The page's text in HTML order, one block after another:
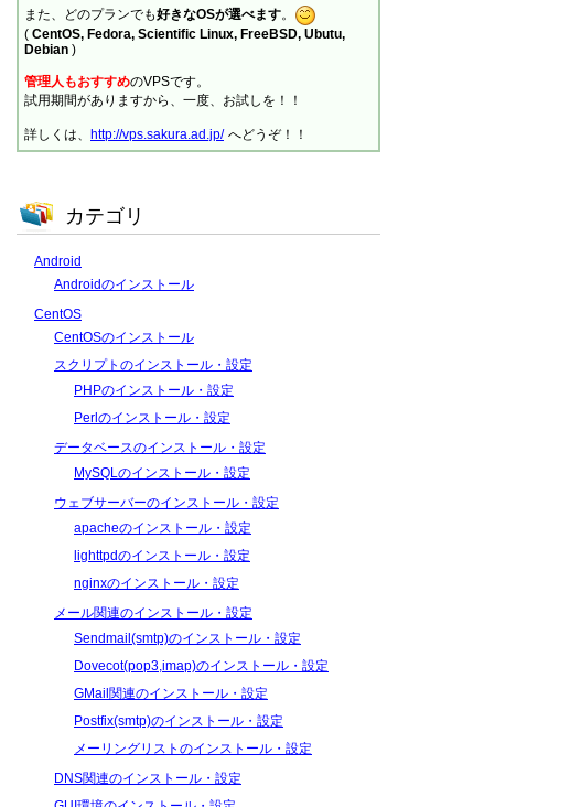
また、どのプランでも好きなOSが選べます。
( CentOS, Fedora, Scientific Linux, FreeBSD, Ubutu,
Debian )
管理人もおすすめのVPSです。
試用期間がありますから、一度、お試しを！！
詳しくは、 http://vps.sakura.ad.jp/ へどうぞ！！
カテゴリ
Android
Androidのインストール
CentOS
CentOSのインストール
スクリプトのインストール・設定
PHPのインストール・設定
Perlのインストール・設定
データベースのインストール・設定
MySQLのインストール・設定
ウェブサーバーのインストール・設定
apacheのインストール・設定
lighttpdのインストール・設定
nginxのインストール・設定
メール関連のインストール・設定
Sendmail(smtp)のインストール・設定
Dovecot(pop3,imap)のインストール・設定
GMail関連のインストール・設定
Postfix(smtp)のインストール・設定
メーリングリストのインストール・設定
DNS関連のインストール・設定